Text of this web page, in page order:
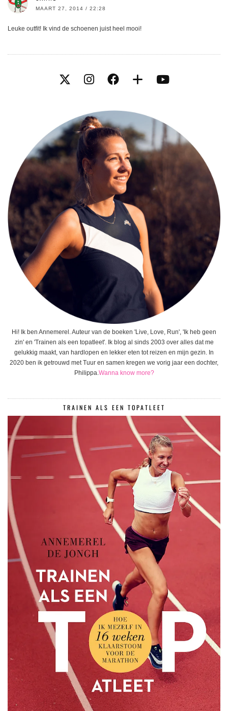
MAART 27, 2014 / 22:28
Leuke outfit! Ik vind de schoenen juist heel mooi!
Hi! Ik ben Annemerel. Auteur van de boeken 'Live, Love, Run', 'Ik heb geen
zin' en 'Trainen als een topatleet'. Ik blog al sinds 2003 over alles dat me
gelukkig maakt, van hardlopen en lekker eten tot reizen en mijn gezin. In
2020 ben ik getrouwd met Tuur en samen kregen we vorig jaar een dochter,
Philippa. Wanna know more?
TRAINEN ALS EEN TOPATLEET